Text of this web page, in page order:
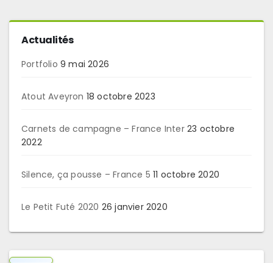
Actualités
Portfolio 9 mai 2026
Atout Aveyron 18 octobre 2023
Carnets de campagne – France Inter 23 octobre
2022
Silence, ça pousse – France 5 11 octobre 2020
Le Petit Futé 2020 26 janvier 2020